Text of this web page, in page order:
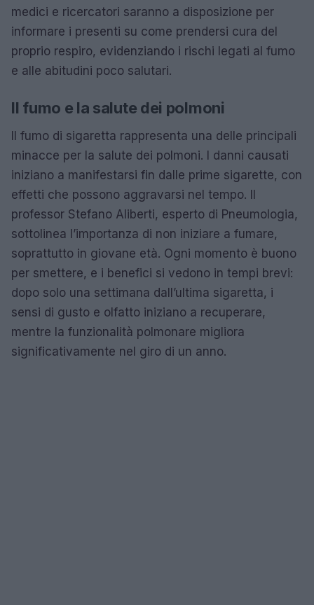
medici e ricercatori saranno a disposizione per
informare i presenti su come prendersi cura del
proprio respiro, evidenziando i rischi legati al fumo
e alle abitudini poco salutari.
Il fumo e la salute dei polmoni
Il fumo di sigaretta rappresenta una delle principali
minacce per la salute dei polmoni. I danni causati
iniziano a manifestarsi fin dalle prime sigarette, con
effetti che possono aggravarsi nel tempo. Il
professor Stefano Aliberti, esperto di Pneumologia,
sottolinea l’importanza di non iniziare a fumare,
soprattutto in giovane età. Ogni momento è buono
per smettere, e i benefici si vedono in tempi brevi:
dopo solo una settimana dall’ultima sigaretta, i
sensi di gusto e olfatto iniziano a recuperare,
mentre la funzionalità polmonare migliora
significativamente nel giro di un anno.